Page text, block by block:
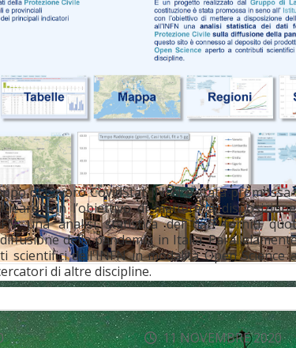
di Lavoro CovidStat INFN è stata promossa
con l’obiettivo di mettere a
una analisi statistica dei dati forniti
della pandemia in Italia.
scientifici dell'INFN in modalità Open Science
di altre discipline.
11 NOVEMBRE 2020